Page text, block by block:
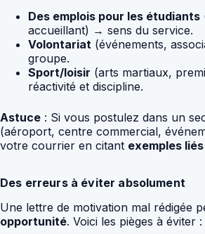
Des emplois pour les étudiants
accueillant) → sens du service.
Volontariat (événements,
groupe.
Sport/loisir (arts martiaux,
réactivité et discipline.
Astuce : Si vous postulez dans un
(aéroport, centre commercial,
votre courrier en citant exemples
Des erreurs à éviter absolument
Une lettre de motivation mal rédigée
opportunité. Voici les pièges à éviter :